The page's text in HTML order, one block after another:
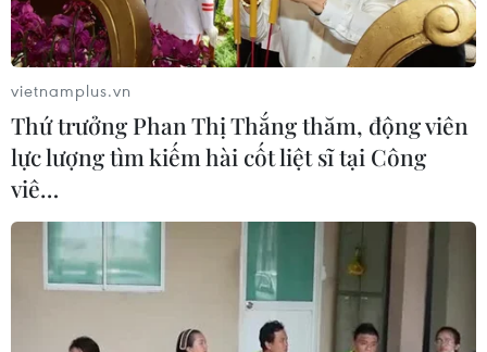
vietnamplus.vn
Thứ trưởng Phan Thị Thắng thăm, động viên
lực lượng tìm kiếm hài cốt liệt sĩ tại Công
viê…